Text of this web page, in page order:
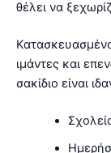
θέλει να
ιμάντες και
σακίδιο είναι